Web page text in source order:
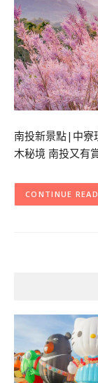
南投新景點|中寮
木秘境 南投又有
CONTINUE